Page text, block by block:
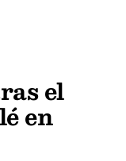
el
en